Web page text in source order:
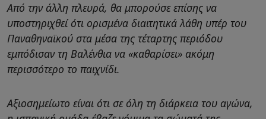
Από την άλλη πλευρά, θα μπορούσε επίσης να
υποστηριχθεί ότι ορισμένα διαιτητικά λάθη υπέρ του
Παναθηναϊκού στα μέσα της τέταρτης περιόδου
εμπόδισαν τη Βαλένθια να «καθαρίσει» ακόμη
περισσότερο το παιχνίδι.
Αξιοσημείωτο είναι ότι σε όλη τη διάρκεια του αγώνα,